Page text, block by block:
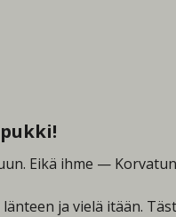
Eikä ihme —
ja vielä itään.